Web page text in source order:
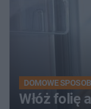
DOMOWE
Włóż folię